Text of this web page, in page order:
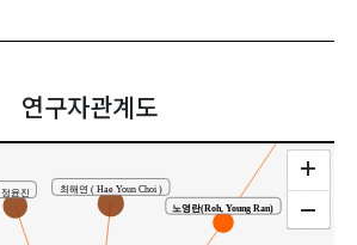
연구자관계도
정윤진 최해연 ( Hae Youn Choi )
노영란(Roh, Young Ran)